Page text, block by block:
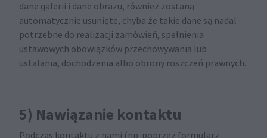
dane galerii i dane obrazu, również zostaną
automatycznie usunięte, chyba że takie dane są nadal
potrzebne do realizacji zamówień, spełnienia
ustawowych obowiązków przechowywania lub
ustalania, dochodzenia albo obrony roszczeń prawnych.
5) Nawiązanie kontaktu
Podczas kontaktu z nami (np. poprzez formularz